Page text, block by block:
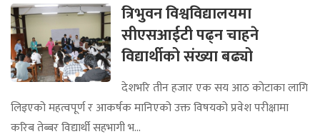
त्रिभुवन विश्वविद्यालयमा
सीएसआईटी पढ्न चाहने
विद्यार्थीको संख्या बढ्यो
देशभरि तीन हजार एक सय आठ कोटाका लागि
लिइएको महत्वपूर्ण र आकर्षक मानिएको उक्त विषयको प्रवेश परीक्षामा
करिब तेब्बर विद्यार्थी सहभागी भ...